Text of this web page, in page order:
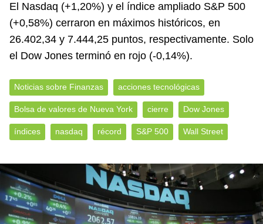
El Nasdaq (+1,20%) y el índice ampliado S&P 500
(+0,58%) cerraron en máximos históricos, en
26.402,34 y 7.444,25 puntos, respectivamente. Solo
el Dow Jones terminó en rojo (-0,14%).
Noticias sobre Finanzas acciones tecnológicas
Bolsa de valores de Nueva York cierre Dow Jones
índices nasdaq récord S&P 500 Wall Street